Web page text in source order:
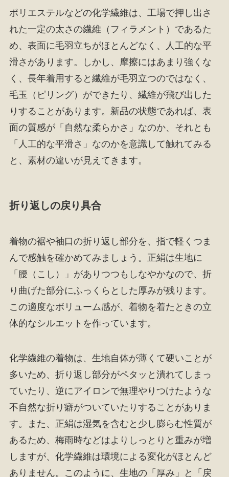
ポリエステルなどの化学繊維は、工場で押し出さ
れた一定の太さの繊維（フィラメント）であるた
め、表面に毛羽立ちがほとんどなく、人工的な平
滑さがあります。しかし、摩擦にはあまり強くな
く、長年着用すると繊維が毛羽立つのではなく、
毛玉（ピリング）ができたり、繊維が飛び出した
りすることがあります。新品の状態であれば、表
面の質感が「自然な柔らかさ」なのか、それとも
「人工的な平滑さ」なのかを意識して触れてみる
と、素材の違いが見えてきます。
折り返しの戻り具合
着物の裾や袖口の折り返し部分を、指で軽くつま
んで感触を確かめてみましょう。正絹は生地に
「腰（こし）」がありつつもしなやかなので、折
り曲げた部分にふっくらとした厚みが残ります。
この適度なボリューム感が、着物を着たときの立
体的なシルエットを作っています。
化学繊維の着物は、生地自体が薄くて硬いことが
多いため、折り返し部分がペタッと潰れてしまっ
ていたり、逆にアイロンで無理やりつけたような
不自然な折り癖がついていたりすることがありま
す。また、正絹は湿気を含むと少し膨らむ性質が
あるため、梅雨時などはよりしっとりと重みが増
しますが、化学繊維は環境による変化がほとんど
ありません。このように、生地の「厚み」と「戻